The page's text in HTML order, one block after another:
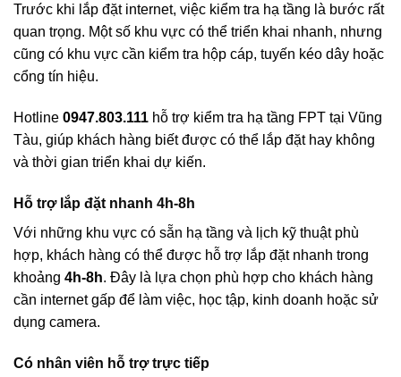
Trước khi lắp đặt internet, việc kiểm tra hạ tầng là bước rất
quan trọng. Một số khu vực có thể triển khai nhanh, nhưng
cũng có khu vực cần kiểm tra hộp cáp, tuyến kéo dây hoặc
cổng tín hiệu.
Hotline 0947.803.111 hỗ trợ kiểm tra hạ tầng FPT tại Vũng
Tàu, giúp khách hàng biết được có thể lắp đặt hay không
và thời gian triển khai dự kiến.
Hỗ trợ lắp đặt nhanh 4h-8h
Với những khu vực có sẵn hạ tầng và lịch kỹ thuật phù
hợp, khách hàng có thể được hỗ trợ lắp đặt nhanh trong
khoảng 4h-8h. Đây là lựa chọn phù hợp cho khách hàng
cần internet gấp để làm việc, học tập, kinh doanh hoặc sử
dụng camera.
Có nhân viên hỗ trợ trực tiếp